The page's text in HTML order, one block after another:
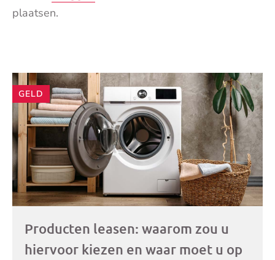
plaatsen.
Andere
artikelen
GELD
Producten leasen: waarom zou u
hiervoor kiezen en waar moet u op